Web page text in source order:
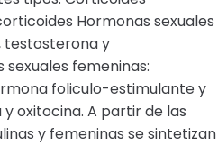
Hormonas sexuales
testosterona y
femeninas:
foliculo-estimulante y
oxitocina. A partir de las
y femeninas se sintetizan